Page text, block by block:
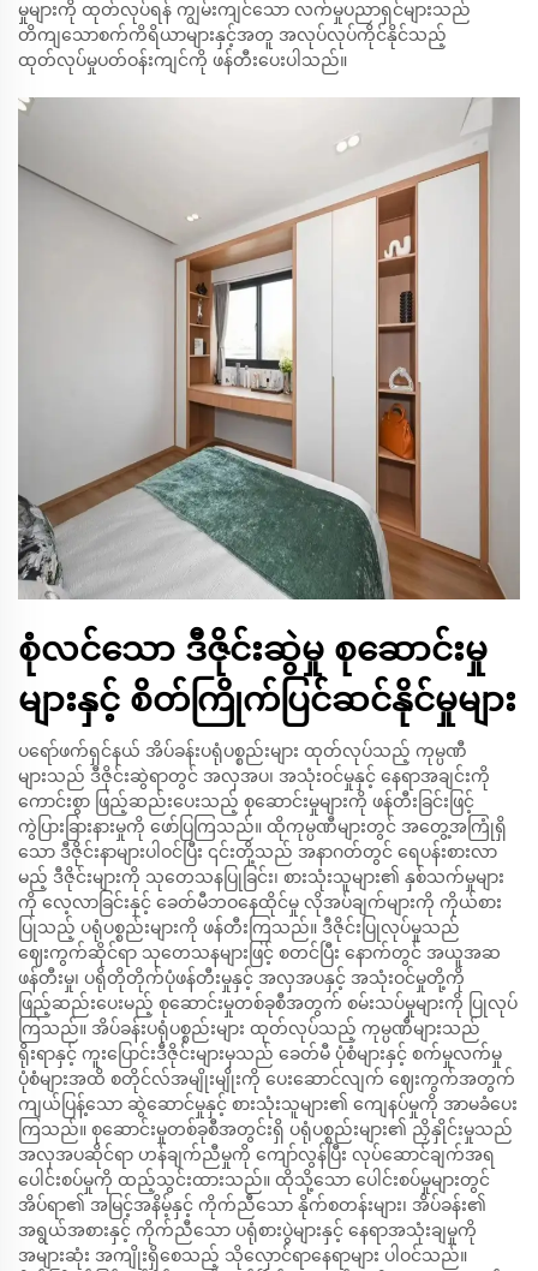
မှုများကို ထုတ်လုပ်ရန် ကျွမ်းကျင်သော လက်မှုပညာရှင်များသည်
တိကျသောစက်ကိရိယာများနှင့်အတူ အလုပ်လုပ်ကိုင်နိုင်သည့်
ထုတ်လုပ်မှုပတ်ဝန်းကျင်ကို ဖန်တီးပေးပါသည်။
စုံလင်သော ဒီဇိုင်းဆွဲမှု စုဆောင်းမှု
များနှင့် စိတ်ကြိုက်ပြင်ဆင်နိုင်မှုများ
ပရော်ဖက်ရှင်နယ် အိပ်ခန်းပရုံပစ္စည်းများ ထုတ်လုပ်သည့် ကုမ္ပဏီ
များသည် ဒီဇိုင်းဆွဲရာတွင် အလှအပ၊ အသုံးဝင်မှုနှင့် နေရာအချင်းကို
ကောင်းစွာ ဖြည့်ဆည်းပေးသည့် စုဆောင်းမှုများကို ဖန်တီးခြင်းဖြင့်
ကွဲပြားခြားနားမှုကို ဖော်ပြကြသည်။ ထိုကုမ္ပဏီများတွင် အတွေ့အကြုံရှိ
သော ဒီဇိုင်းနာများပါဝင်ပြီး ၎င်းတို့သည် အနာဂတ်တွင် ရေပန်းစားလာ
မည့် ဒီဇိုင်းများကို သုတေသနပြုခြင်း၊ စားသုံးသူများ၏ နှစ်သက်မှုများ
ကို လေ့လာခြင်းနှင့် ခေတ်မီဘဝနေထိုင်မှု လိုအပ်ချက်များကို ကိုယ်စား
ပြုသည့် ပရုံပစ္စည်းများကို ဖန်တီးကြသည်။ ဒီဇိုင်းပြုလုပ်မှုသည်
ဈေးကွက်ဆိုင်ရာ သုတေသနများဖြင့် စတင်ပြီး နောက်တွင် အယူအဆ
ဖန်တီးမှု၊ ပရိုတိုတိုက်ပုံဖန်တီးမှုနှင့် အလှအပနှင့် အသုံးဝင်မှုတို့ကို
ဖြည့်ဆည်းပေးမည့် စုဆောင်းမှုတစ်ခုစီအတွက် စမ်းသပ်မှုများကို ပြုလုပ်
ကြသည်။ အိပ်ခန်းပရုံပစ္စည်းများ ထုတ်လုပ်သည့် ကုမ္ပဏီများသည်
ရိုးရာနှင့် ကူးပြောင်းဒီဇိုင်းများမှသည် ခေတ်မီ ပုံစံများနှင့် စက်မှုလက်မှု
ပုံစံများအထိ စတိုင်လ်အမျိုးမျိုးကို ပေးဆောင်လျက် ဈေးကွက်အတွက်
ကျယ်ပြန့်သော ဆွဲဆောင်မှုနှင့် စားသုံးသူများ၏ ကျေနပ်မှုကို အာမခံပေး
ကြသည်။ စုဆောင်းမှုတစ်ခုစီအတွင်းရှိ ပရုံပစ္စည်းများ၏ ညှိနှိုင်းမှုသည်
အလှအပဆိုင်ရာ ဟန်ချက်ညီမှုကို ကျော်လွန်ပြီး လုပ်ဆောင်ချက်အရ
ပေါင်းစပ်မှုကို ထည့်သွင်းထားသည်။ ထိုသို့သော ပေါင်းစပ်မှုများတွင်
အိပ်ရာ၏ အမြင့်အနိမ့်နှင့် ကိုက်ညီသော နိုက်စတန်းများ၊ အိပ်ခန်း၏
အရွယ်အစားနှင့် ကိုက်ညီသော ပရုံစားပွဲများနှင့် နေရာအသုံးချမှုကို
အများဆုံး အကျိုးရှိစေသည့် သိုလှောင်ရာနေရာများ ပါဝင်သည်။